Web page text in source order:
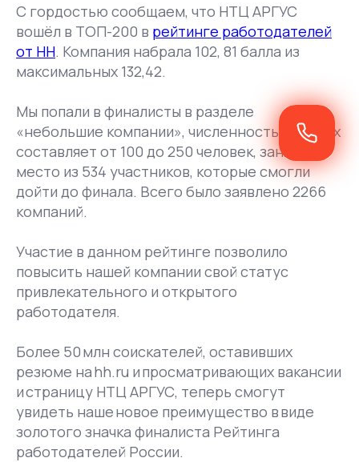
С гордостью сообщаем, что НТЦ АРГУС
вошёл в ТОП-200 в рейтинге работодателей
от HH. Компания набрала 102, 81 балла из
максимальных 132,42.
Мы попали в финалисты в разделе
«небольшие компании», численность которых
составляет от 100 до 250 человек, заняв 153
место из 534 участников, которые смогли
дойти до финала. Всего было заявлено 2266
компаний.
Участие в данном рейтинге позволило
повысить нашей компании свой статус
привлекательного и открытого
работодателя.
Более 50 млн соискателей, оставивших
резюме на hh.ru и просматривающих вакансии
и страницу НТЦ АРГУС, теперь смогут
увидеть наше новое преимущество в виде
золотого значка финалиста Рейтинга
работодателей России.